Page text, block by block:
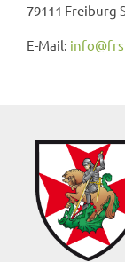
79111 Freiburg
E-Mail: